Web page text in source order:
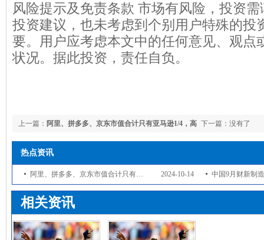
风险提示及免责条款 市场有风险，投资
投资建议，也未考虑到个别用户特殊的投
要。用户应考虑本文中的任何意见、观点
状况。据此投资，责任自负。
下一篇：没有了
上一篇： 阿里、拼多多、京东市值合计只有亚马逊1/4，高
盛：中国电商价值重估空间巨大
热点资讯
2024-10-14
阿里、拼多多、京东市值合计只有亚马逊1/4，高盛：中国电商价值重估空间巨大 中国9月财新制造业PMI回
相关资讯